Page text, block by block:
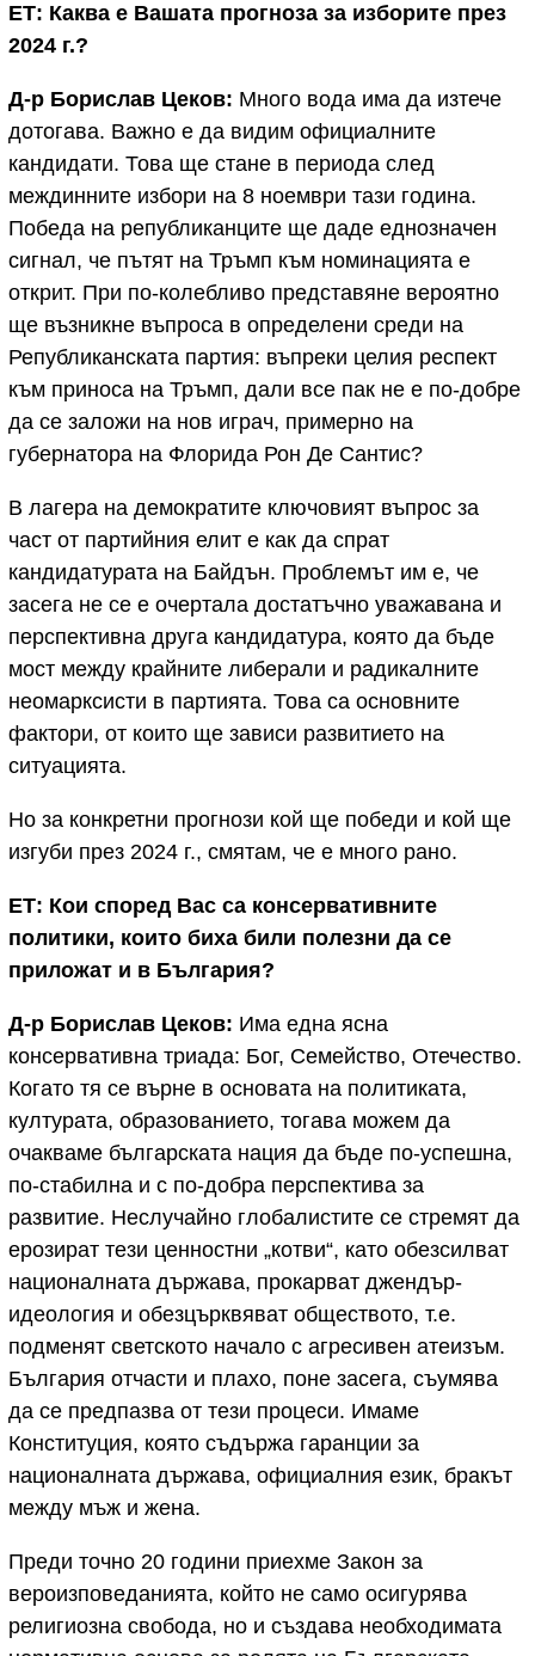
ЕТ: Каква е Вашата прогноза за изборите през
2024 г.?
Д-р Борислав Цеков: Много вода има да изтече
дотогава. Важно е да видим официалните
кандидати. Това ще стане в периода след
междинните избори на 8 ноември тази година.
Победа на републиканците ще даде еднозначен
сигнал, че пътят на Тръмп към номинацията е
открит. При по-колебливо представяне вероятно
ще възникне въпроса в определени среди на
Републиканската партия: въпреки целия респект
към приноса на Тръмп, дали все пак не е по-добре
да се заложи на нов играч, примерно на
губернатора на Флорида Рон Де Сантис?
В лагера на демократите ключовият въпрос за
част от партийния елит е как да спрат
кандидатурата на Байдън. Проблемът им е, че
засега не се е очертала достатъчно уважавана и
перспективна друга кандидатура, която да бъде
мост между крайните либерали и радикалните
неомарксисти в партията. Това са основните
фактори, от които ще зависи развитието на
ситуацията.
Но за конкретни прогнози кой ще победи и кой ще
изгуби през 2024 г., смятам, че е много рано.
ЕТ: Кои според Вас са консервативните
политики, които биха били полезни да се
приложат и в България?
Д-р Борислав Цеков: Има една ясна
консервативна триада: Бог, Семейство, Отечество.
Когато тя се върне в основата на политиката,
културата, образованието, тогава можем да
очакваме българската нация да бъде по-успешна,
по-стабилна и с по-добра перспектива за
развитие. Неслучайно глобалистите се стремят да
ерозират тези ценностни „котви“, като обезсилват
националната държава, прокарват джендър-
идеология и обезцърквяват обществото, т.е.
подменят светското начало с агресивен атеизъм.
България отчасти и плахо, поне засега, съумява
да се предпазва от тези процеси. Имаме
Конституция, която съдържа гаранции за
националната държава, официалния език, бракът
между мъж и жена.
Преди точно 20 години приехме Закон за
вероизповеданията, който не само осигурява
религиозна свобода, но и създава необходимата